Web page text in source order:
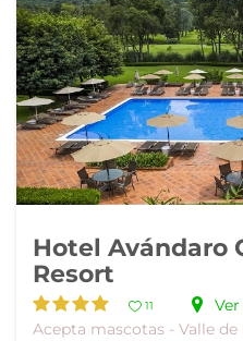
Hotel Avándaro
Resort
11
Acepta mascotas - Valle de